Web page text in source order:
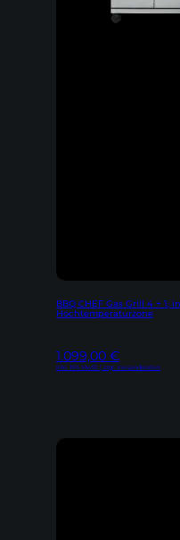
BBQ CHEF Gas Grill 4 + 1,
Hochtemperaturzone
1.099,00 €
Inkl. 19% MwSt | zzgl. Versandkosten